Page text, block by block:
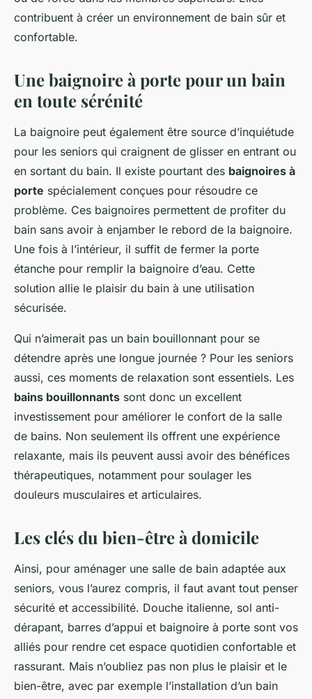
contribuent à créer un environnement de bain sûr et
confortable.
Une baignoire à porte pour un bain
en toute sérénité
La baignoire peut également être source d’inquiétude
pour les seniors qui craignent de glisser en entrant ou
en sortant du bain. Il existe pourtant des baignoires à
porte spécialement conçues pour résoudre ce
problème. Ces baignoires permettent de profiter du
bain sans avoir à enjamber le rebord de la baignoire.
Une fois à l’intérieur, il suffit de fermer la porte
étanche pour remplir la baignoire d’eau. Cette
solution allie le plaisir du bain à une utilisation
sécurisée.
Qui n’aimerait pas un bain bouillonnant pour se
détendre après une longue journée ? Pour les seniors
aussi, ces moments de relaxation sont essentiels. Les
bains bouillonnants sont donc un excellent
investissement pour améliorer le confort de la salle
de bains. Non seulement ils offrent une expérience
relaxante, mais ils peuvent aussi avoir des bénéfices
thérapeutiques, notamment pour soulager les
douleurs musculaires et articulaires.
Les clés du bien-être à domicile
Ainsi, pour aménager une salle de bain adaptée aux
seniors, vous l’aurez compris, il faut avant tout penser
sécurité et accessibilité. Douche italienne, sol anti-
dérapant, barres d’appui et baignoire à porte sont vos
alliés pour rendre cet espace quotidien confortable et
rassurant. Mais n’oubliez pas non plus le plaisir et le
bien-être, avec par exemple l’installation d’un bain